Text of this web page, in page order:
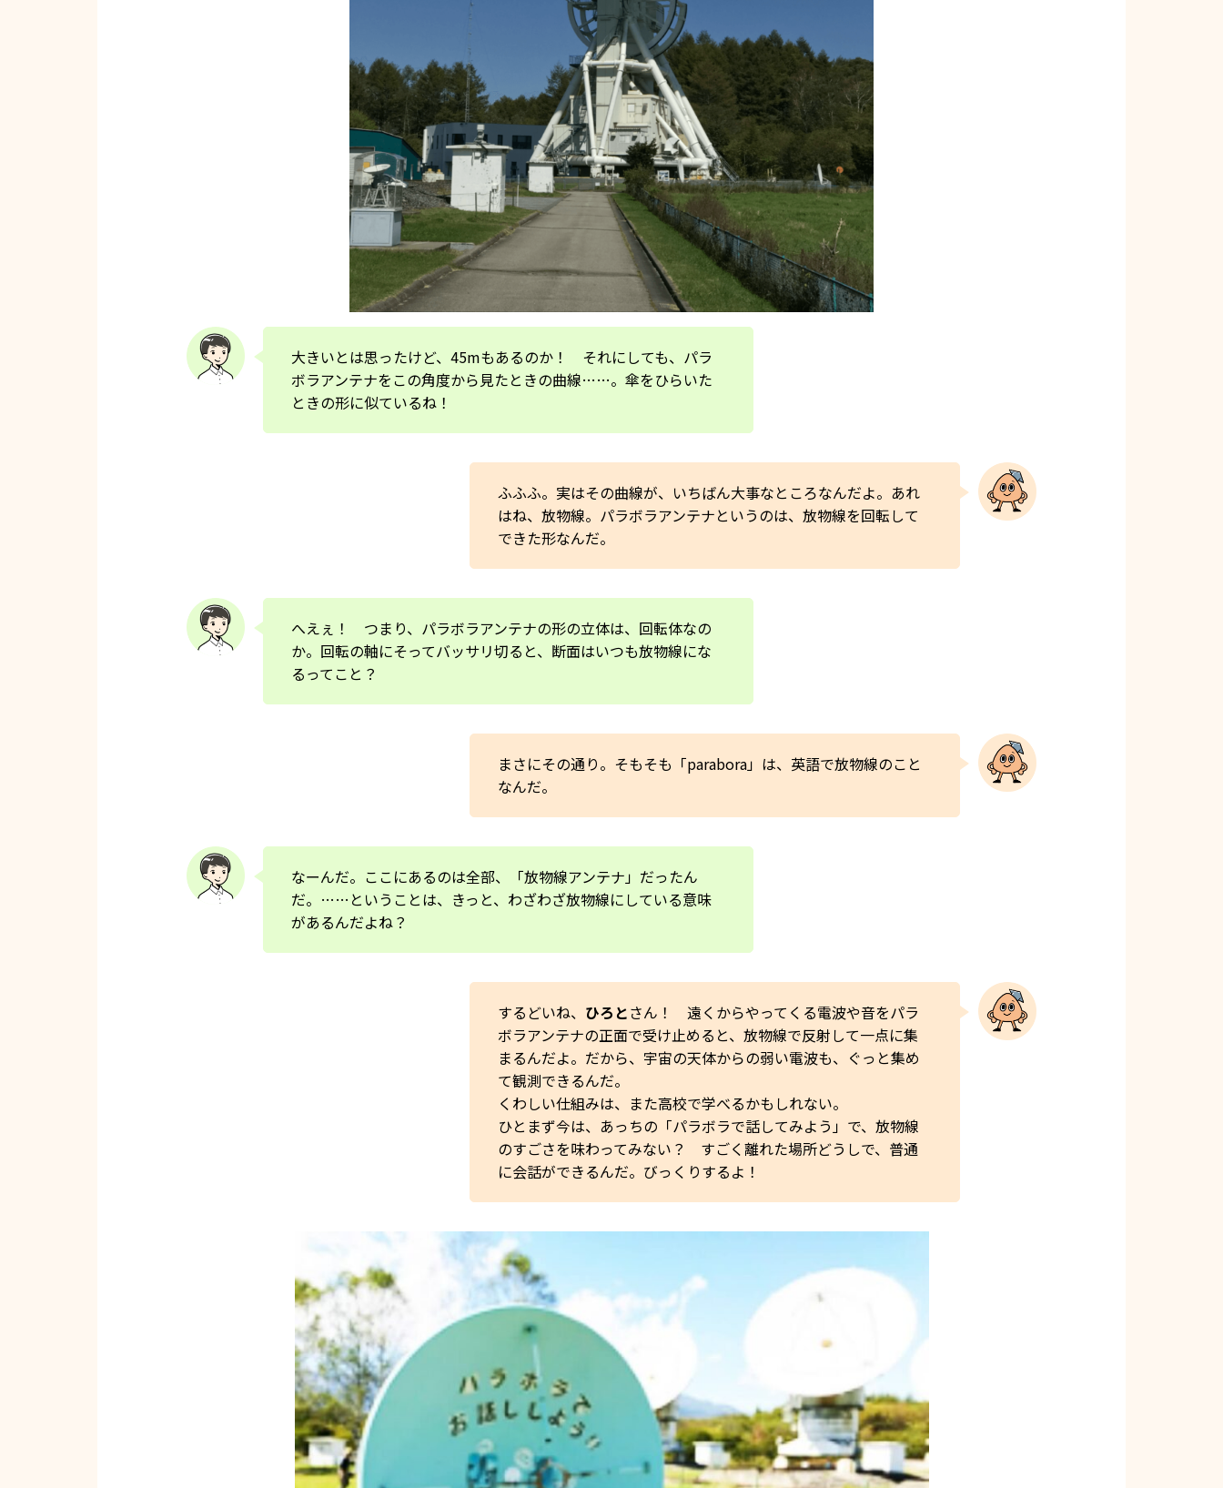
大きいとは思ったけど、45mもあるのか！ それにしても、パラ
ボラアンテナをこの角度から見たときの曲線……。傘をひらいた
ときの形に似ているね！
ふふふ。実はその曲線が、いちばん大事なところなんだよ。あれ
はね、放物線。パラボラアンテナというのは、放物線を回転して
できた形なんだ。
へえぇ！ つまり、パラボラアンテナの形の立体は、回転体なの
か。回転の軸にそってバッサリ切ると、断面はいつも放物線にな
るってこと？
まさにその通り。そもそも「parabora」は、英語で放物線のこと
なんだ。
なーんだ。ここにあるのは全部、「放物線アンテナ」だったん
だ。……ということは、きっと、わざわざ放物線にしている意味
があるんだよね？
するどいね、 ひろとさん！ 遠くからやってくる電波や音をパラ
ボラアンテナの正面で受け止めると、放物線で反射して一点に集
まるんだよ。だから、宇宙の天体からの弱い電波も、ぐっと集め
て観測できるんだ。
くわしい仕組みは、また高校で学べるかもしれない。
ひとまず今は、あっちの「パラボラで話してみよう」で、放物線
のすごさを味わってみない？ すごく離れた場所どうしで、普通
に会話ができるんだ。びっくりするよ！